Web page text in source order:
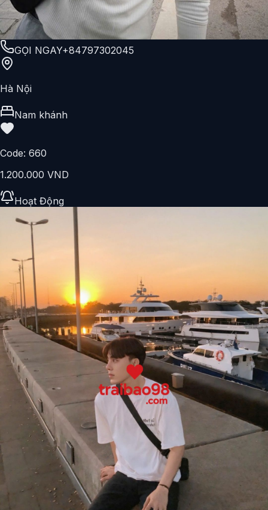
GỌI NGAY+84797302045
Hà Nội
Nam khánh
Code: 660
1.200.000 VND
Hoạt Động